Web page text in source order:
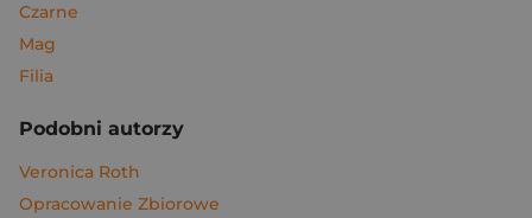
Czarne
Mag
Filia
Podobni autorzy
Veronica Roth
Opracowanie Zbiorowe